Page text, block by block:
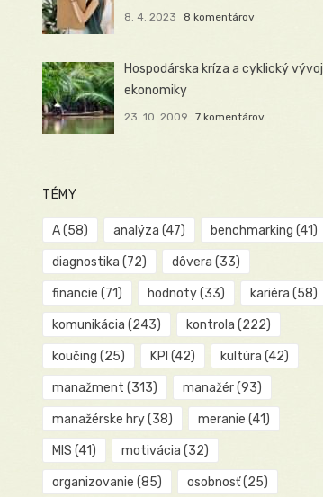
8. 4. 2023 8 komentárov
Hospodárska kríza a cyklický vývoj
ekonomiky
23. 10. 2009 7 komentárov
TÉMY
A(58) analýza (47) benchmarking (41)
diagnostika (72) dôvera (33)
financie (71) hodnoty(33) kariéra (58)
komunikácia (243) kontrola (222)
koučing (25) KPI (42) kultúra (42)
manažment (313) manažér(93)
manažérske hry(38) meranie (41)
MIS (41) motivácia (32)
organizovanie (85) osobnosť(25)